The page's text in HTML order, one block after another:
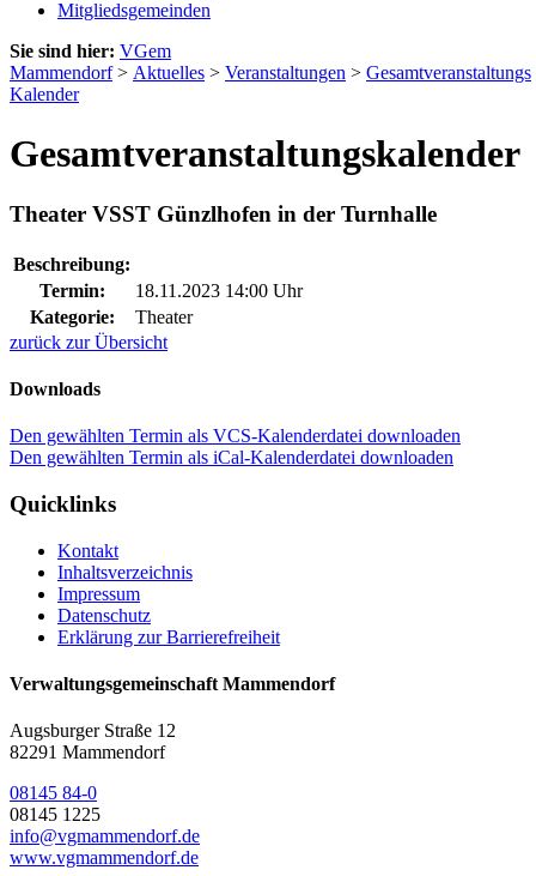
Mitgliedsgemeinden
Sie sind hier: VGem
Mammendorf> Aktuelles > Veranstaltungen > Gesamtveranstaltungs
Kalender
Gesamtveranstaltungskalender
Theater VSST Günzlhofen in der Turnhalle
Beschreibung:
Termin:
18.11.2023 14:00 Uhr
Kategorie:
Theater
zurück zur Übersicht
Downloads
Den gewählten Termin als VCS-Kalenderdatei downloaden
Den gewählten Termin als iCal-Kalenderdatei downloaden
Quicklinks
Kontakt
Inhaltsverzeichnis
Impressum
Datenschutz
Erklärung zur Barrierefreiheit
Verwaltungsgemeinschaft Mammendorf
Augsburger Straße 12
82291 Mammendorf
08145 84-0
08145 1225
info@vgmammendorf.de
www.vgmammendorf.de